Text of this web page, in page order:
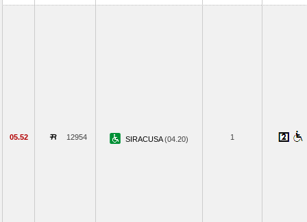
05.52 12954 SIRACUSA(04.20) 1